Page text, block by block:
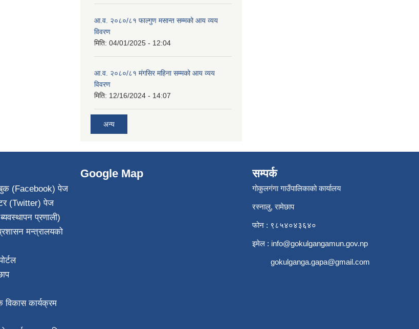
आ.व. २०८०/८१ फाल्गुण मसान्त सम्मको आय व्यय
विवरण
मिति: 04/01/2025 - 12:04
आ.व. २०८०/८१ मंगसिर महिना सम्मको आय व्यय
विवरण
मिति: 12/16/2024 - 14:07
अन्य
(Facebook) पेज
(Twitter) पेज
प्रणाली)
मन्त्रालयको
विकास कार्यक्रम
Google Map सम्पर्क
गोकुलगंगा गाउँपालिकाको कार्यालय
रस्नालु, रामेछाप
फोन : ९८५४०४३६४०
इमेल : info@gokulgangamun.gov.np
gokulganga.gapa@gmail.com